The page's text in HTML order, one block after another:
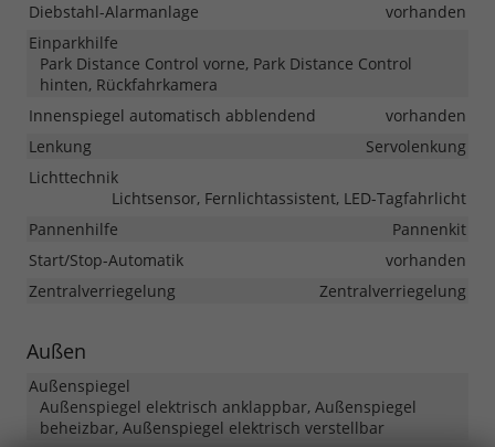
Diebstahl-Alarmanlage
vorhanden
Einparkhilfe
Park Distance Control vorne, Park Distance Control
hinten, Rückfahrkamera
Innenspiegel automatisch abblendend
vorhanden
Lenkung
Servolenkung
Lichttechnik
Lichtsensor, Fernlichtassistent, LED-Tagfahrlicht
Pannenhilfe
Pannenkit
Start/Stop-Automatik
vorhanden
Zentralverriegelung
Zentralverriegelung
Außen
Außenspiegel
Außenspiegel elektrisch anklappbar, Außenspiegel
beheizbar, Außenspiegel elektrisch verstellbar